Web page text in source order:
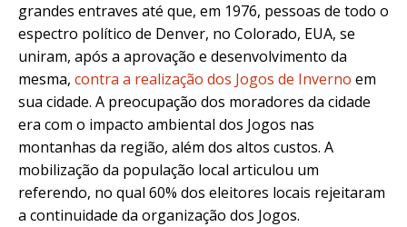
grandes entraves até que, em 1976, pessoas de todo o
espectro político de Denver, no Colorado, EUA, se
uniram, após a aprovação e desenvolvimento da
mesma, contra a realização dos Jogos de Inverno em
sua cidade. A preocupação dos moradores da cidade
era com o impacto ambiental dos Jogos nas
montanhas da região, além dos altos custos. A
mobilização da população local articulou um
referendo, no qual 60% dos eleitores locais rejeitaram
a continuidade da organização dos Jogos.